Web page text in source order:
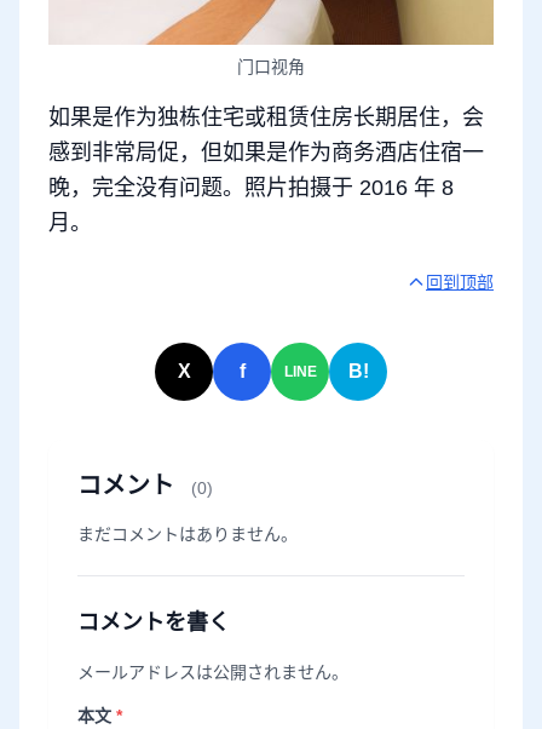
门口视角
如果是作为独栋住宅或租赁住房长期居住，会
感到非常局促，但如果是作为商务酒店住宿一
晚，完全没有问题。照片拍摄于 2016 年 8
月。
回到顶部
X f LINE B!
コメント (0)
まだコメントはありません。
コメントを書く
メールアドレスは公開されません。
本文 *